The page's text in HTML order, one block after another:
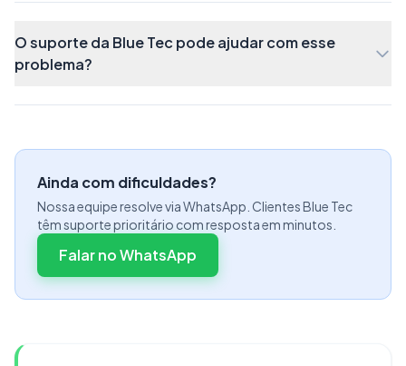
O suporte da Blue Tec pode ajudar com esse
problema?
Ainda com dificuldades?
Nossa equipe resolve via WhatsApp. Clientes Blue Tec
têm suporte prioritário com resposta em minutos.
Falar no WhatsApp